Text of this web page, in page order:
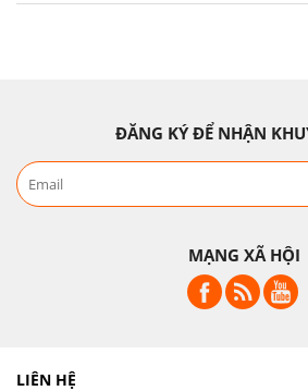
ĐĂNG KÝ ĐỂ NHẬN
MẠNG XÃ HỘI
LIÊN HỆ